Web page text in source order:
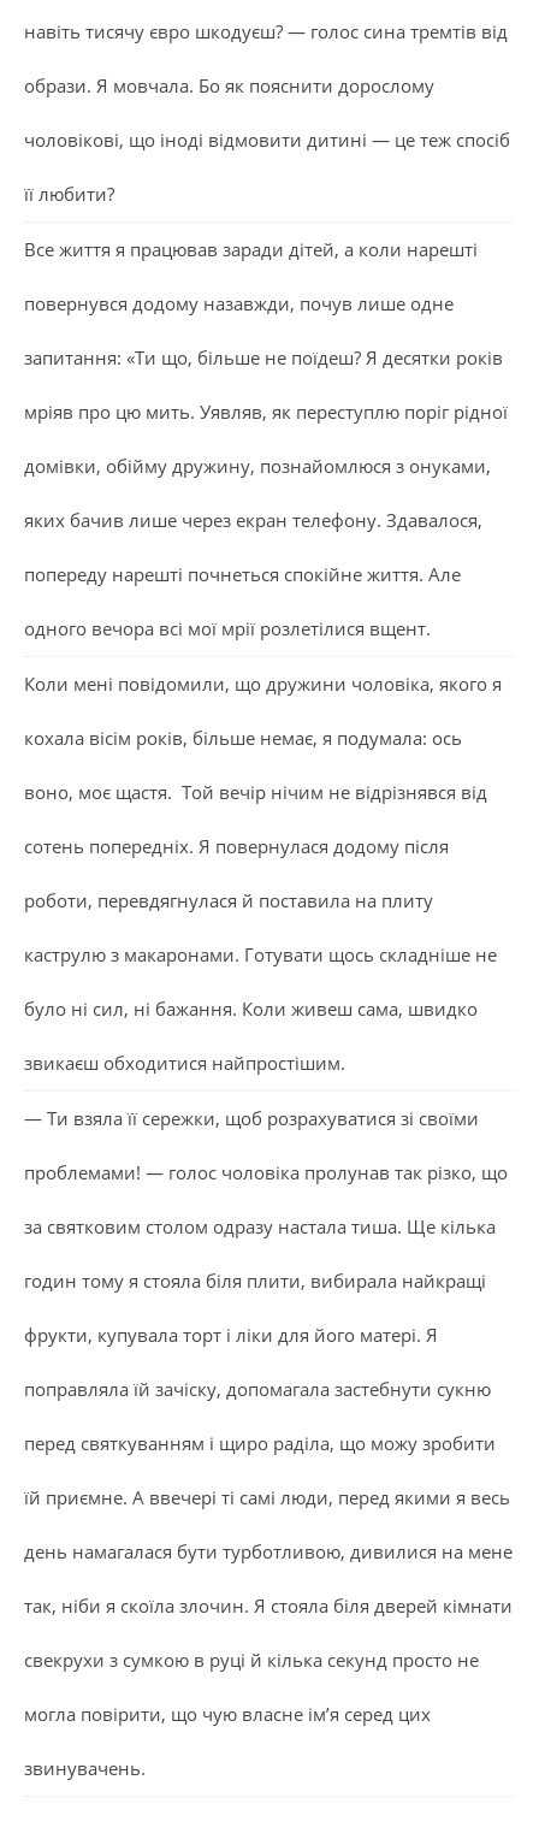
навіть тисячу євро шкодуєш? — голос сина тремтів від
образи. Я мовчала. Бо як пояснити дорослому
чоловікові, що іноді відмовити дитині — це теж спосіб
її любити?
Все життя я працював заради дітей, а коли нарешті
повернувся додому назавжди, почув лише одне
запитання: «Ти що, більше не поїдеш? Я десятки років
мріяв про цю мить. Уявляв, як переступлю поріг рідної
домівки, обійму дружину, познайомлюся з онуками,
яких бачив лише через екран телефону. Здавалося,
попереду нарешті почнеться спокійне життя. Але
одного вечора всі мої мрії розлетілися вщент.
Коли мені повідомили, що дружини чоловіка, якого я
кохала вісім років, більше немає, я подумала: ось
воно, моє щастя. Той вечір нічим не відрізнявся від
сотень попередніх. Я повернулася додому після
роботи, перевдягнулася й поставила на плиту
каструлю з макаронами. Готувати щось складніше не
було ні сил, ні бажання. Коли живеш сама, швидко
звикаєш обходитися найпростішим.
— Ти взяла її сережки, щоб розрахуватися зі своїми
проблемами! — голос чоловіка пролунав так різко, що
за святковим столом одразу настала тиша. Ще кілька
годин тому я стояла біля плити, вибирала найкращі
фрукти, купувала торт і ліки для його матері. Я
поправляла їй зачіску, допомагала застебнути сукню
перед святкуванням і щиро раділа, що можу зробити
їй приємне. А ввечері ті самі люди, перед якими я весь
день намагалася бути турботливою, дивилися на мене
так, ніби я скоїла злочин. Я стояла біля дверей кімнати
свекрухи з сумкою в руці й кілька секунд просто не
могла повірити, що чую власне ім’я серед цих
звинувачень.